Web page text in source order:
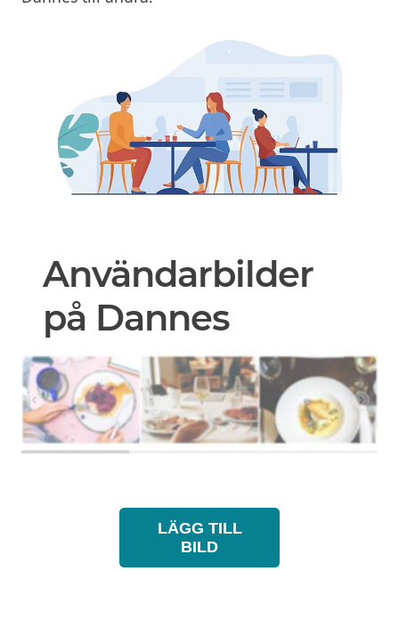
Användarbilder
på Dannes
LÄGG TILL
BILD